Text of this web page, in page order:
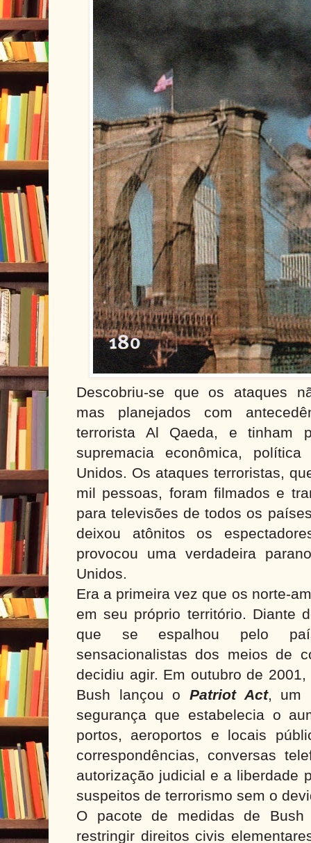
Descobriu-se que os ataques
mas planejados com
terrorista Al Qaeda, e tinham
supremacia econômica,
Unidos. Os ataques terroristas,
mil pessoas, foram filmados e
para televisões de todos os
deixou atônitos os
provocou uma verdadeira
Unidos.
Era a primeira vez que os norte-
em seu próprio território. Diante
que se espalhou pelo
sensacionalistas dos meios de
decidiu agir. Em outubro de
Bush lançou o Patriot Act, um
segurança que estabelecia o
portos, aeroportos e locais
correspondências, conversas
autorização judicial e a liberdade
suspeitos de terrorismo sem o
O pacote de medidas de
restringir direitos civis